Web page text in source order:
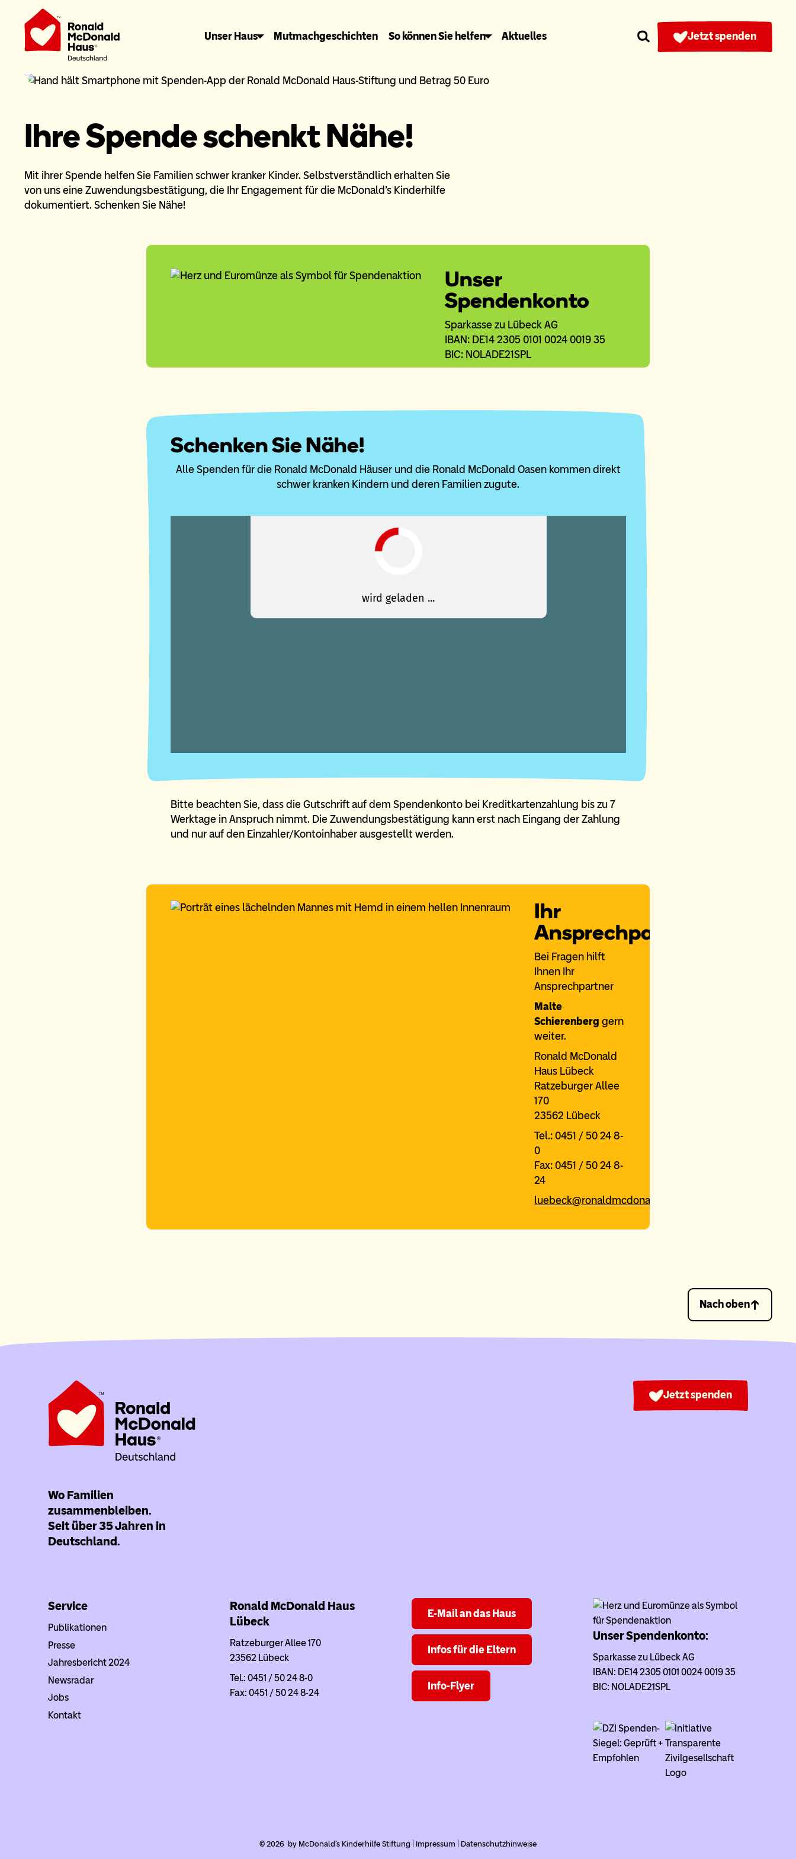
Unser Haus Mutmachgeschichten So können Sie helfen Aktuelles Jetzt spenden
Ihre Spende schenkt Nähe!
Mit ihrer Spende helfen Sie Familien schwer kranker Kinder. Selbstverständlich erhalten Sie
von uns eine Zuwendungsbestätigung, die Ihr Engagement für die McDonald's Kinderhilfe
dokumentiert. Schenken Sie Nähe!
Unser
Spendenkonto
Sparkasse zu Lübeck AG
IBAN: DE14 2305 0101 0024 0019 35
BIC: NOLADE21SPL
Schenken Sie Nähe!
Alle Spenden für die Ronald McDonald Häuser und die Ronald McDonald Oasen kommen direkt
schwer kranken Kindern und deren Familien zugute.
Bitte beachten Sie, dass die Gutschrift auf dem Spendenkonto bei Kreditkartenzahlung bis zu 7
Werktage in Anspruch nimmt. Die Zuwendungsbestätigung kann erst nach Eingang der Zahlung
und nur auf den Einzahler/Kontoinhaber ausgestellt werden.
Ihr
Ansprechpartner
Bei Fragen hilft
Ihnen Ihr
Ansprechpartner
Malte
Schierenberg gern
weiter.
Ronald McDonald
Haus Lübeck
Ratzeburger Allee
170
23562 Lübeck
Tel.: 0451 / 50 24 8-
0
Fax: 0451 / 50 24 8-
24
luebeck@ronaldmcdonaldhaus.de
Nach oben
Wo Familien
zusammenbleiben.
Seit über 35 Jahren in
Deutschland.
Jetzt spenden
Service
Publikationen
Presse
Jahresbericht 2024
Newsradar
Jobs
Kontakt
Ronald McDonald Haus
Lübeck
Ratzeburger Allee 170
23562 Lübeck
Tel.: 0451 / 50 24 8-0
Fax: 0451 / 50 24 8-24
E-Mail an das Haus
Infos für die Eltern
Info-Flyer
Unser Spendenkonto:
Sparkasse zu Lübeck AG
IBAN: DE14 2305 0101 0024 0019 35
BIC: NOLADE21SPL
© 2026 by McDonald's Kinderhilfe Stiftung | Impressum Datenschutzhinweise